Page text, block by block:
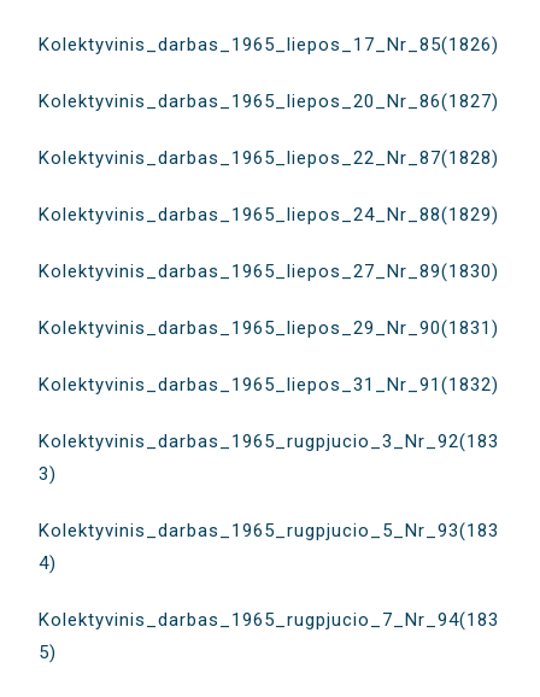
Kolektyvinis_darbas_1965_liepos_17_Nr_85(1826)
Kolektyvinis_darbas_1965_liepos_20_Nr_86(1827)
Kolektyvinis_darbas_1965_liepos_22_Nr_87(1828)
Kolektyvinis_darbas_1965_liepos_24_Nr_88(1829)
Kolektyvinis_darbas_1965_liepos_27_Nr_89(1830)
Kolektyvinis_darbas_1965_liepos_29_Nr_90(1831)
Kolektyvinis_darbas_1965_liepos_31_Nr_91(1832)
Kolektyvinis_darbas_1965_rugpjucio_3_Nr_92(183
3)
Kolektyvinis_darbas_1965_rugpjucio_5_Nr_93(183
4)
Kolektyvinis_darbas_1965_rugpjucio_7_Nr_94(183
5)